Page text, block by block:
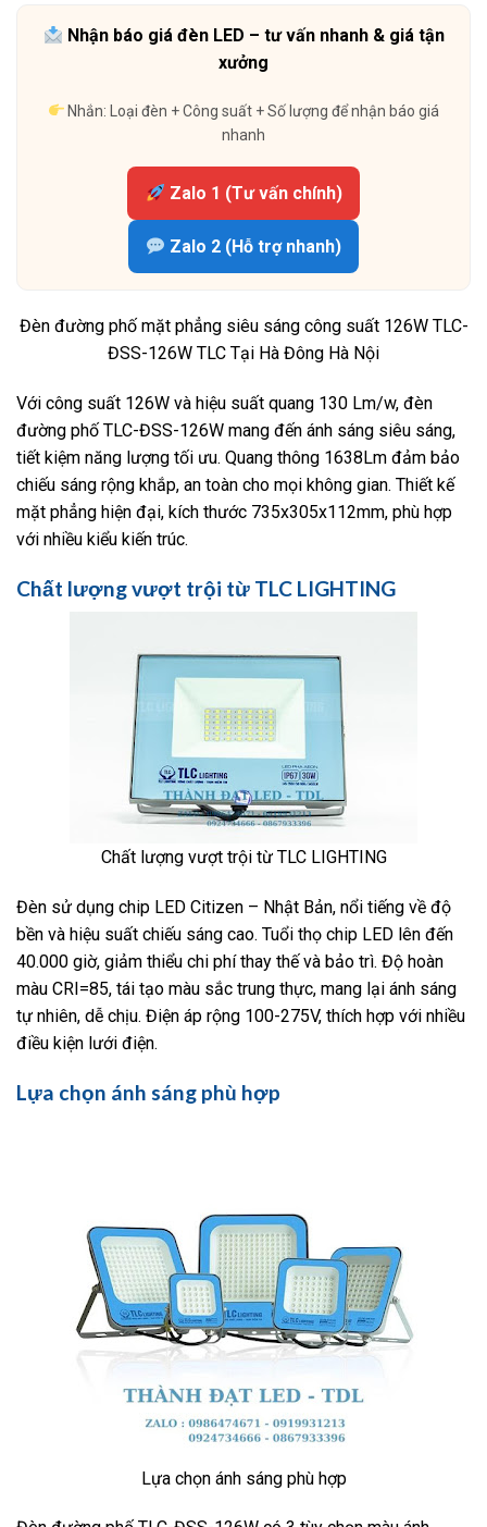
Nhận báo giá đèn LED – tư vấn nhanh & giá tận
xưởng
Nhắn: Loại đèn + Công suất + Số lượng để nhận báo giá
nhanh
Zalo 1 (Tư vấn chính)
Zalo 2 (Hỗ trợ nhanh)
Đèn đường phố mặt phẳng siêu sáng công suất 126W TLC-
ĐSS-126W TLC Tại Hà Đông Hà Nội
Với công suất 126W và hiệu suất quang 130 Lm/w, đèn
đường phố TLC-ĐSS-126W mang đến ánh sáng siêu sáng,
tiết kiệm năng lượng tối ưu. Quang thông 1638Lm đảm bảo
chiếu sáng rộng khắp, an toàn cho mọi không gian. Thiết kế
mặt phẳng hiện đại, kích thước 735x305x112mm, phù hợp
với nhiều kiểu kiến trúc.
Chất lượng vượt trội từ TLC LIGHTING
Chất lượng vượt trội từ TLC LIGHTING
Đèn sử dụng chip LED Citizen – Nhật Bản, nổi tiếng về độ
bền và hiệu suất chiếu sáng cao. Tuổi thọ chip LED lên đến
40.000 giờ, giảm thiểu chi phí thay thế và bảo trì. Độ hoàn
màu CRI=85, tái tạo màu sắc trung thực, mang lại ánh sáng
tự nhiên, dễ chịu. Điện áp rộng 100-275V, thích hợp với nhiều
điều kiện lưới điện.
Lựa chọn ánh sáng phù hợp
Lựa chọn ánh sáng phù hợp